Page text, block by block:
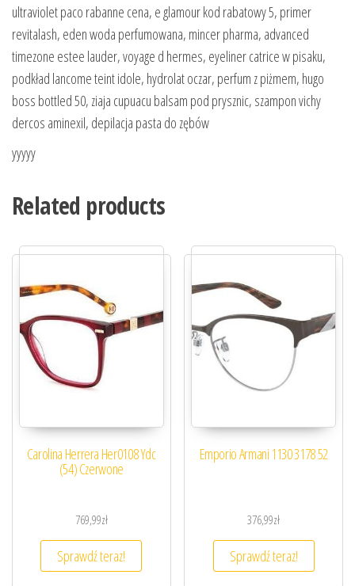
ultraviolet paco rabanne cena, e glamour kod rabatowy 5, primer
revitalash, eden woda perfumowana, mincer pharma, advanced
timezone estee lauder, voyage d hermes, eyeliner catrice w pisaku,
podkład lancome teint idole, hydrolat oczar, perfum z piżmem, hugo
boss bottled 50, ziaja cupuacu balsam pod prysznic, szampon vichy
dercos aminexil, depilacja pasta do zębów
yyyyy
Related products
Carolina Herrera Her0108 Ydc
(54) Czerwone
769,99zł
Sprawdź teraz!
Emporio Armani 1130 3178 52
376,99zł
Sprawdź teraz!